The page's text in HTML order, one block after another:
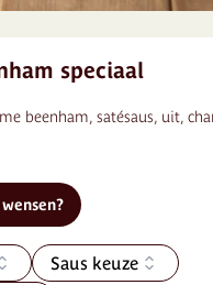
speciaal
beenham, satésaus, uit,
Saus keuze